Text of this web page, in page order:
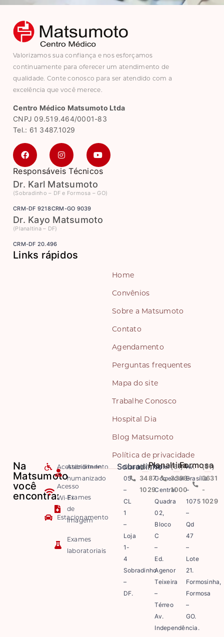
Valorizamos sua confiança e nos esforçamos
continuamente para oferecer um atendimento de
qualidade. Conte conosco para ser atendido com a
excelência que você merece.
Centro Médico Matsumoto Ltda
CNPJ 09.519.464/0001-83
Tel.: 61 3487.1029
Responsáveis Técnicos
Dr. Karl Matsumoto
(Sobradinho – DF e Formosa – GO)
CRM-DF 9218CRM-GO 9039
Dr. Kayo Matsumoto
(Planaltina – DF)
CRM-DF 20.496
Links rápidos
Home
Convênios
Sobre a Matsumoto
Contato
Agendamento
Perguntas frequentes
Mapa do site
Trabalhe Conosco
Hospital Dia
Blog Matsumoto
Política de privacidade
Na
Matsumoto
você
encontra:
Acessibilidade
Acesso
Wi-Fi
Estacionamento
Atendimento
humanizado
Exames
de
imagem
Exames
laboratoriais
Sobradinho
Quadra
05
–
CL
1
–
Loja
1-
4
Sobradinho
–
DF.
(61)
3487-
1029
Planaltina
Setor
Comercial
Central
Quadra
02,
Bloco
C
–
Ed.
Agenor
Teixeira
–
Térreo
Av.
Independência.
(61)
3308-
1000
Formosa
Av.
Brasília
–
1075
–
Qd
47
–
Lote
21.
Formosinha,
Formosa
–
GO.
(61)
3631
-
1029